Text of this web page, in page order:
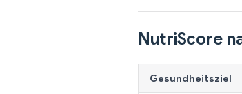
NutriScore
Gesundheitsziel